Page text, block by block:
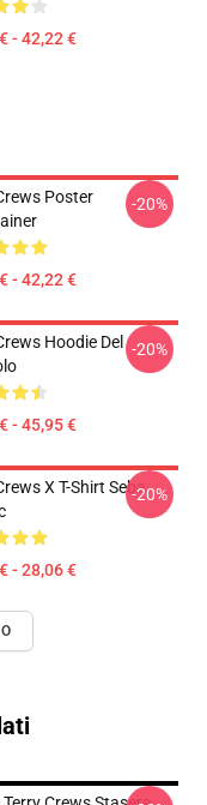
- 42,22 €
Poster
- 42,22 €
-20%
Hoodie Del
- 45,95 €
-20%
X T-Shirt Seba
- 28,06 €
-20%